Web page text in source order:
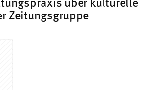
über kulturelle
Zeitungsgruppe